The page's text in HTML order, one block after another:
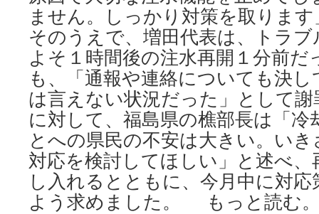
ません。しっかり対策を取りま
そのうえで、増田代表は、トラ
よそ１時間後の注水再開１分前
も、「通報や連絡についても決
は言えない状況だった」として
に対して、福島県の樵部長は「
とへの県民の不安は大きい。い
対応を検討してほしい」と述べ
し入れるとともに、今月中に対
よう求めました。 もっと読む